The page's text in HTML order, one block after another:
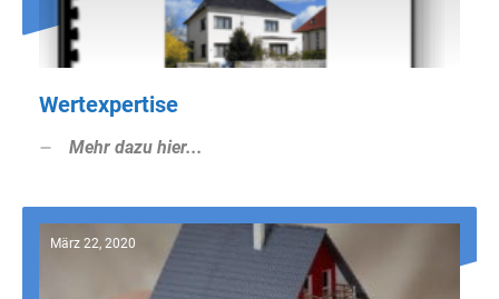
Wertexpertise
Mehr dazu hier...
März 22, 2020